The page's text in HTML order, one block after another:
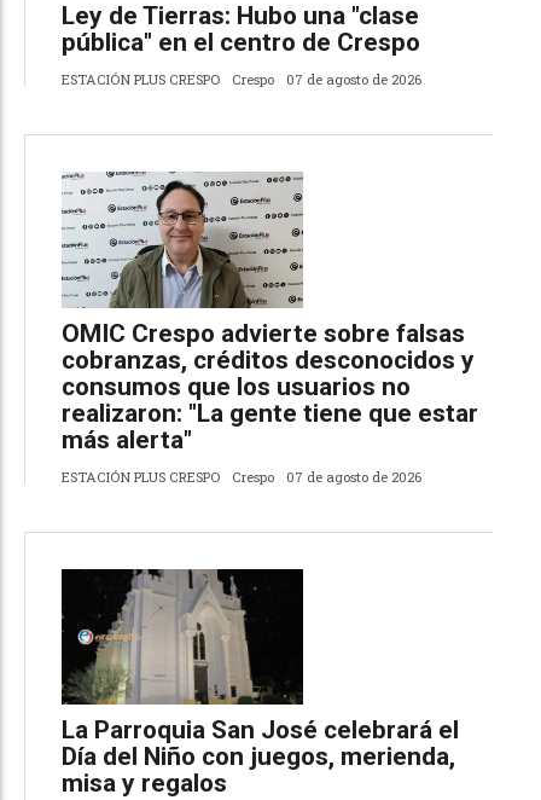
Ley de Tierras: Hubo una "clase
pública" en el centro de Crespo
ESTACIÓN PLUS CRESPO Crespo 07 de agosto de 2026
OMIC Crespo advierte sobre falsas
cobranzas, créditos desconocidos y
consumos que los usuarios no
realizaron: "La gente tiene que estar
más alerta"
ESTACIÓN PLUS CRESPO Crespo 07 de agosto de 2026
La Parroquia San José celebrará el
Día del Niño con juegos, merienda,
misa y regalos